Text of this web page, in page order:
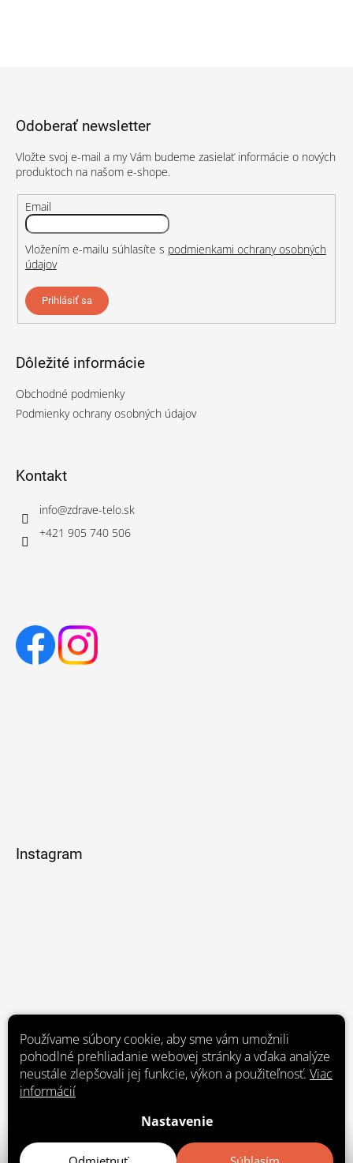
Používame súbory cookie, aby sme vám umožnili
pohodlné prehliadanie webovej stránky a vďaka analýze
neustále zlepšovali jej funkcie, výkon a použiteľnosť. Viac
informácií
Nastavenie
Odoberať newsletter
Vložte svoj e-mail a my Vám budeme zasielať informácie o nových
produktoch na našom e-shope.
Email
Vložením e-mailu súhlasíte s podmienkami ochrany osobných
údajov
Prihlásiť sa
Dôležité informácie
Obchodné podmienky
Podmienky ochrany osobných údajov
Kontakt
info@zdrave-telo.sk
+421 905 740 506
Instagram